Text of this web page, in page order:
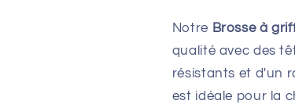
Notre Brosse à
qualité avec des
résistants et d'un
est idéale pour la